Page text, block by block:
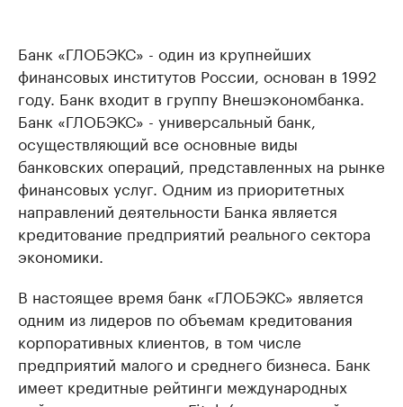
Банк «ГЛОБЭКС» - один из крупнейших
финансовых институтов России, основан в 1992
году. Банк входит в группу Внешэкономбанка.
Банк «ГЛОБЭКС» - универсальный банк,
осуществляющий все основные виды
банковских операций, представленных на рынке
финансовых услуг. Одним из приоритетных
направлений деятельности Банка является
кредитование предприятий реального сектора
экономики.
В настоящее время банк «ГЛОБЭКС» является
одним из лидеров по объемам кредитования
корпоративных клиентов, в том числе
предприятий малого и среднего бизнеса. Банк
имеет кредитные рейтинги международных